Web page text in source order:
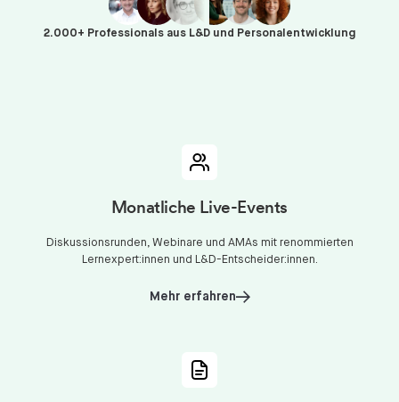
2.000+ Professionals aus L&D und Personalentwicklung
Monatliche Live-Events
Diskussionsrunden, Webinare und AMAs mit renommierten
Lernexpert:innen und L&D-Entscheider:innen.
Mehr erfahren